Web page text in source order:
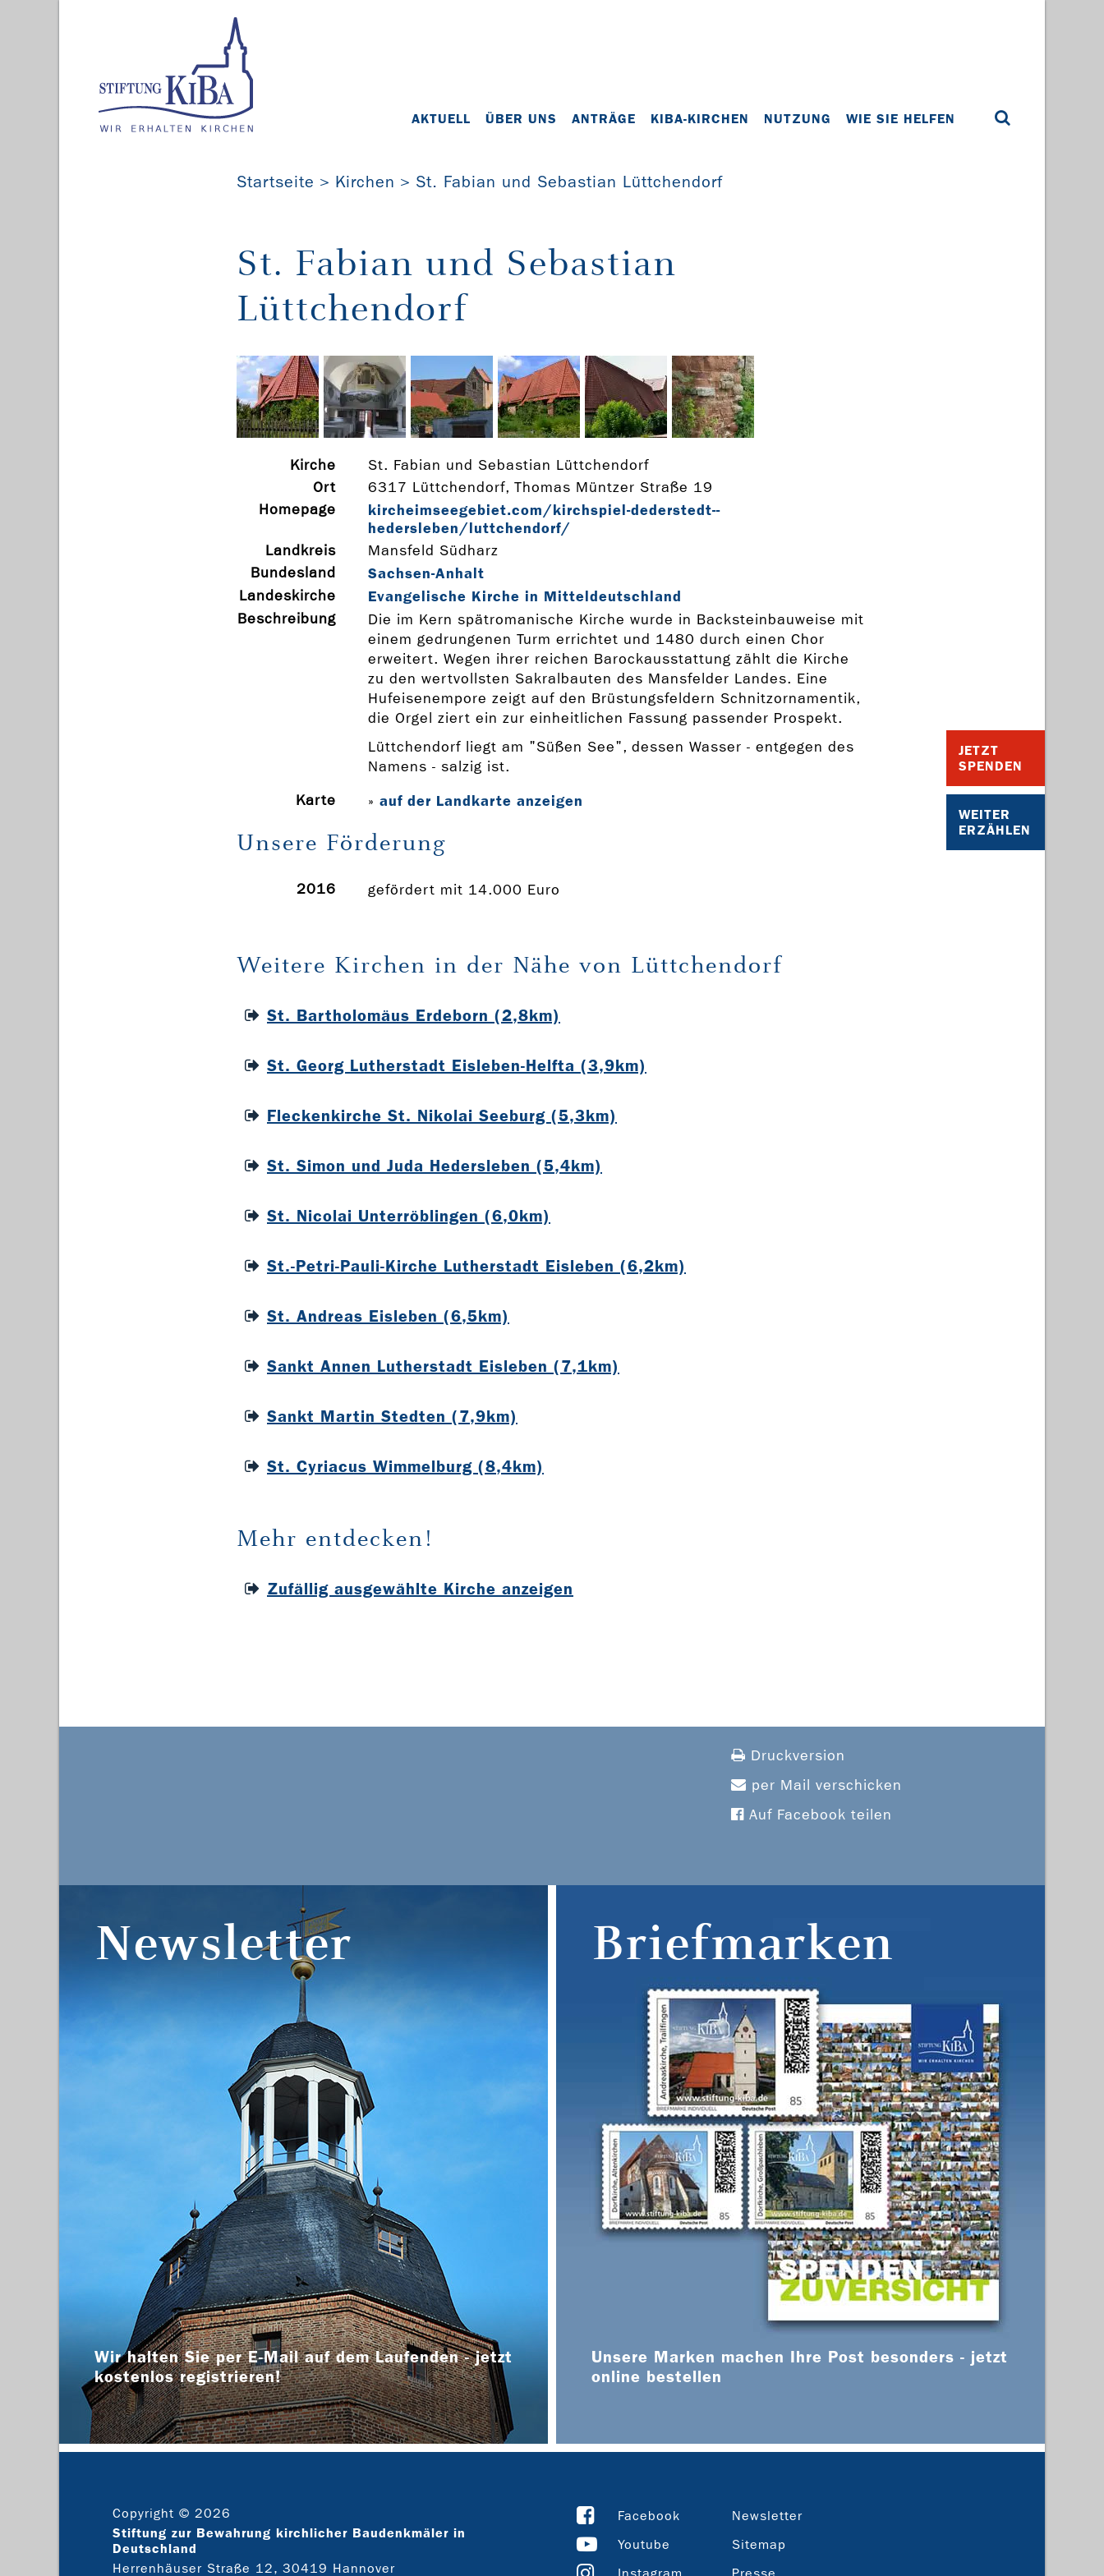
AKTUELL ÜBER UNS ANTRÄGE KIBA-KIRCHEN NUTZUNG WIE SIE HELFEN
JETZT
SPENDEN
WEITER
ERZÄHLEN
Startseite Kirchen St. Fabian und Sebastian Lüttchendorf
St. Fabian und Sebastian
Lüttchendorf
Kirche
St. Fabian und Sebastian Lüttchendorf
Ort
6317 Lüttchendorf, Thomas Müntzer Straße 19
Homepage
kircheimseegebiet.com/kirchspiel-­dederstedt-­
hedersleben/luttchendorf/
Landkreis
Mansfeld Südharz
Bundesland
Sachsen-Anhalt
Landeskirche Evangelische Kirche in Mitteldeutschland
Beschreibung
Die im Kern spätromanische Kirche wurde in Backsteinbauweise mit
einem gedrungenen Turm errichtet und 1480 durch einen Chor
erweitert. Wegen ihrer reichen Barockausstattung zählt die Kirche
zu den wertvollsten Sakralbauten des Mansfelder Landes. Eine
Hufeisenempore zeigt auf den Brüstungsfeldern Schnitzornamentik,
die Orgel ziert ein zur einheitlichen Fassung passender Prospekt.
Lüttchendorf liegt am "Süßen See", dessen Wasser - entgegen des
Namens - salzig ist.
Karte
» auf der Landkarte anzeigen
Unsere Förderung
2016 gefördert mit 14.000 Euro
Weitere Kirchen in der Nähe von Lüttchendorf
St. Bartholomäus Erdeborn (2,8km)
St. Georg Lutherstadt Eisleben-Helfta (3,9km)
Fleckenkirche St. Nikolai Seeburg (5,3km)
St. Simon und Juda Hedersleben (5,4km)
St. Nicolai Unterröblingen (6,0km)
St.-Petri-Pauli-Kirche Lutherstadt Eisleben (6,2km)
St. Andreas Eisleben (6,5km)
Sankt Annen Lutherstadt Eisleben (7,1km)
Sankt Martin Stedten (7,9km)
St. Cyriacus Wimmelburg (8,4km)
Mehr entdecken!
Zufällig ausgewählte Kirche anzeigen
Druckversion
per Mail verschicken
Auf Facebook teilen
Newsletter
Wir halten Sie per E-Mail auf dem Laufenden - jetzt
kostenlos registrieren!
Briefmarken
Unsere Marken machen Ihre Post besonders - jetzt
online bestellen
Copyright © 2026
Stiftung zur Bewahrung kirchlicher Baudenkmäler in
Deutschland
Herrenhäuser Straße 12, 30419 Hannover
Facebook
Youtube
Newsletter
Sitemap